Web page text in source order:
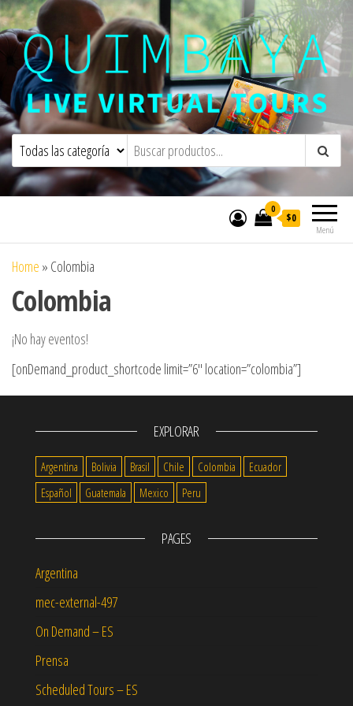
Quimbaya Virtual ToursLive Interactive Virtual Tours and
Menú
0
$0
Home » Colombia
Colombia
¡No hay eventos!
[onDemand_product_shortcode limit=”6″ location=”colombia”]
EXPLORAR
Argentina Bolivia Brasil Chile Colombia
Ecuador
Español
Guatemala Mexico Peru
PAGES
Argentina
mec-external-497
On Demand – ES
Prensa
Scheduled Tours – ES